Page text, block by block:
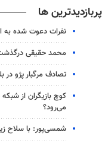
پربازدیدترین ها
نفرات دعوت شده به
محمد حقیقی
تصادف مرگبار پژو در
کوچ بازیگران از
می‌رود؟
شمسی‌پور: با سلاح